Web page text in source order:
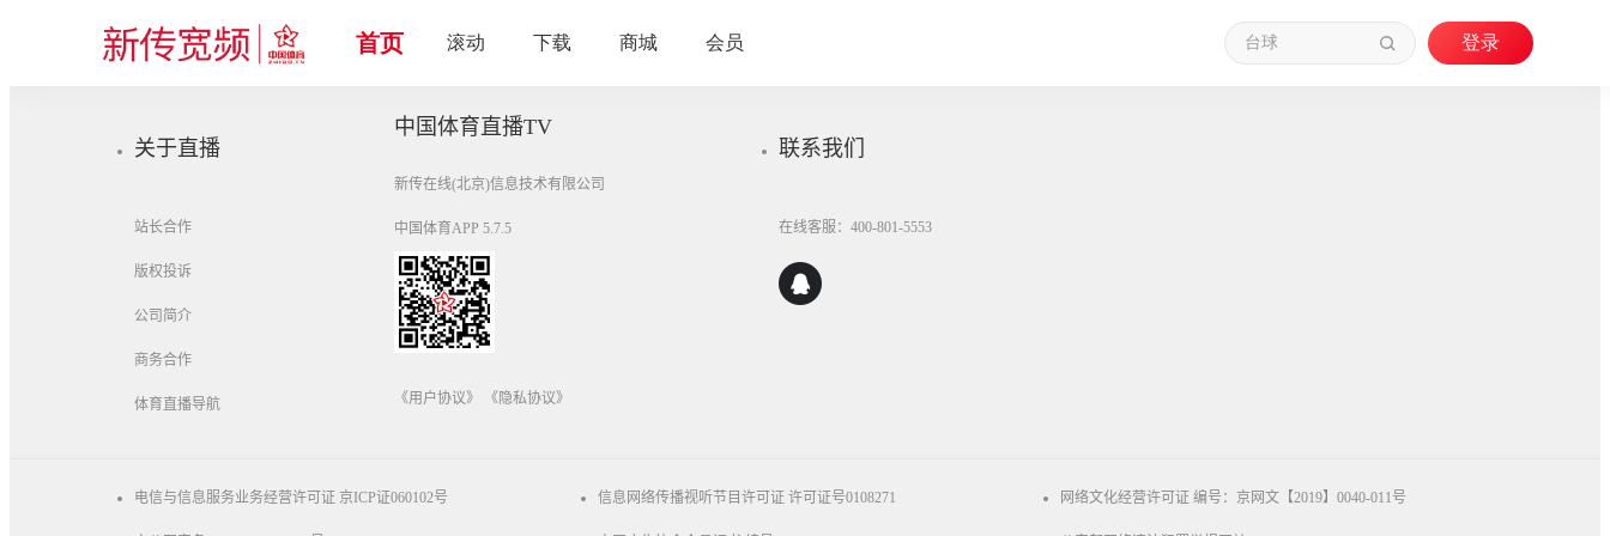
搜索结果 : 共计0条记录
关于直播
站长合作
版权投诉
公司简介
商务合作
体育直播导航
中国体育直播TV
新传在线(北京)信息技术有限公司
中国体育APP 5.7.5
《用户协议》 《隐私协议》
联系我们
在线客服：400-801-5553
电信与信息服务业务经营许可证 京ICP证060102号 信息网络传播视听节目许可证 许可证号0108271 网络文化经营许可证 编号：京网文【2019】0040-011号